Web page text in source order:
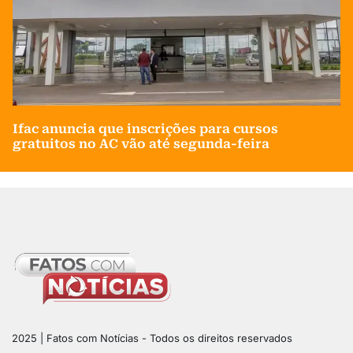
Ifac anuncia que inscrições para cursos
gratuitos no AC vão até segunda-feira
2025 | Fatos com Notícias - Todos os direitos reservados